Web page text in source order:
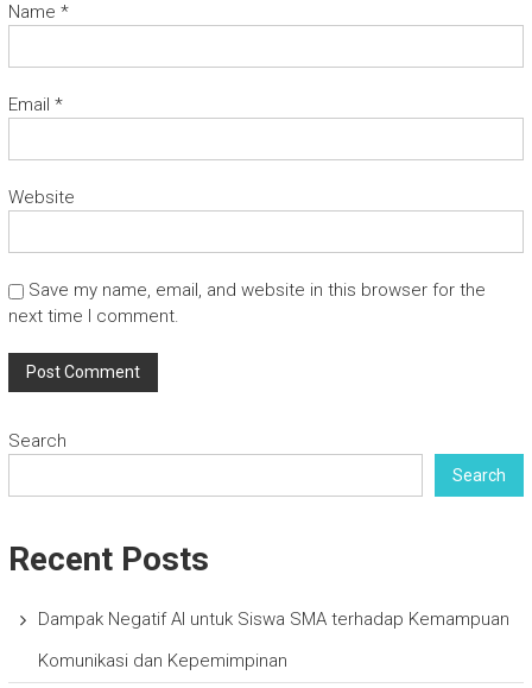
Name *
Email *
Website
Save my name, email, and website in this browser for the
next time I comment.
Search
Search
Recent Posts
Dampak Negatif AI untuk Siswa SMA terhadap Kemampuan
Komunikasi dan Kepemimpinan